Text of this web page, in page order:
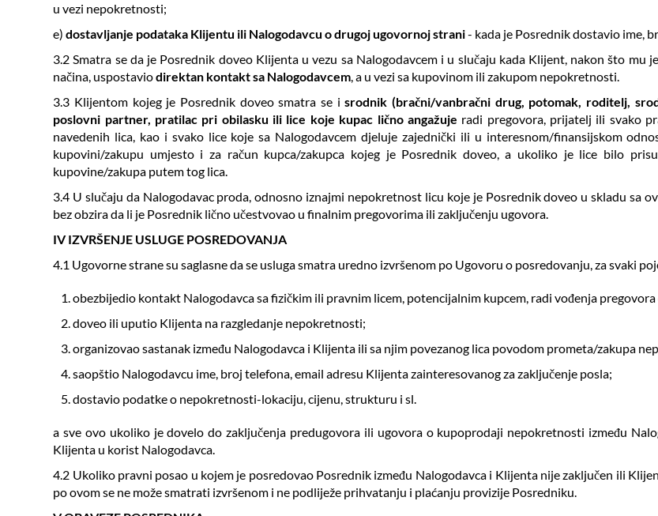
u vezi nepokretnosti;
e)dostavljanje podataka Klijentu ili Nalogodavcu o drugoj ugovornoj strani- kada je Posrednik dostavio ime,
3.2 Smatra se da je Posrednik doveo Klijenta u vezu sa Nalogodavcem i u slučaju kada Klijent, nakon što
načina, uspostaviodirektan kontakt sa Nalogodavcem, a u vezi sa kupovinom ili zakupom nepokretnosti.
3.3 Klijentom kojeg je Posrednik doveo smatra se isrodnik (bračni/vanbračni drug, potomak, roditelj,
poslovni partner, pratilac pri obilasku ili lice koje kupac lično angažuje radi pregovora, prijatelj ili svako
navedenih lica, kao i svako lice koje sa Nalogodavcem djeluje zajednički ili u interesnom/finansijskom
kupovini/zakupu umjesto i za račun kupca/zakupca kojeg je Posrednik doveo, a ukoliko je lice bilo
kupovine/zakupa putem tog lica.
3.4 U slučaju da Nalogodavac proda, odnosno iznajmi nepokretnost licu koje je Posrednik doveo u skladu sa
bez obzira da li je Posrednik lično učestvovao u finalnim pregovorima ili zaključenju ugovora.
IV IZVRŠENJE USLUGE POSREDOVANJA
4.1 Ugovorne strane su saglasne da se usluga smatra uredno izvršenom po Ugovoru o posredovanju, za svaki
obezbijedio kontakt Nalogodavca sa fizičkim ili pravnim licem, potencijalnim kupcem, radi vođenja
doveo ili uputio Klijenta na razgledanje nepokretnosti;
organizovao sastanak između Nalogodavca i Klijenta ili sa njim povezanog lica povodom prometa/zakupa
saopštio Nalogodavcu ime, broj telefona, email adresu Klijenta zainteresovanog za zaključenje posla;
dostavio podatke o nepokretnosti-lokaciju, cijenu, strukturu i sl.
a sve ovo ukoliko je dovelo do zaključenja predugovora ili ugovora o kupoprodaji nepokretnosti između
Klijenta u korist Nalogodavca.
4.2 Ukoliko pravni posao u kojem je posredovao Posrednik između Nalogodavca i Klijenta nije zaključen ili
po ovom se ne može smatrati izvršenom i ne podliježe prihvatanju i plaćanju provizije Posredniku.